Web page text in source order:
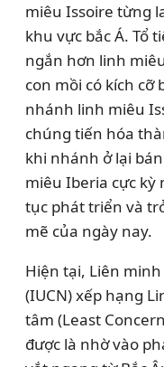
miêu Issoire từng
khu vực bắc Á. Tổ
ngắn hơn linh
con mồi có kích
nhánh linh miêu
chúng tiến hóa
khi nhánh ở lại
miêu Iberia cực kỳ
tục phát triển và
mẽ của ngày nay.
Hiện tại, Liên
(IUCN) xếp hạng
tâm (Least
được là nhờ vào